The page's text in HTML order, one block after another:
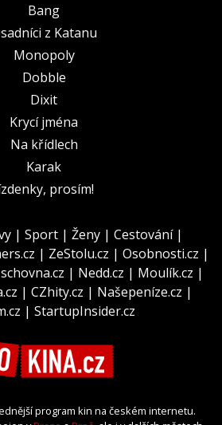
Bang
z Katanu
Monopoly
Dobble
Dixit
Krycí jména
Na křídlech
Karak
prosím!
| Sport | Ženy | Cestování|
| ZeStolu.cz | Osobnosti.cz |
| Nedd.cz | Moulík.cz |
| CZhity.cz | Našepeníze.cz |
| StartupInsider.cz
program kin na českém internetu.